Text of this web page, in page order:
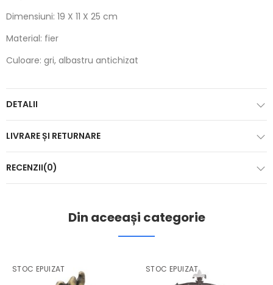
Dimensiuni: 19 X 11 X 25 cm
Material: fier
Culoare: gri, albastru antichizat
DETALII
LIVRARE ȘI RETURNARE
RECENZII(0)
Din aceeași categorie
STOC EPUIZAT STOC EPUIZAT